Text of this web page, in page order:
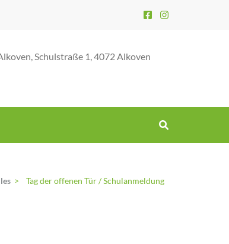
Schulstraße 1, 4072 Alkoven
> Tag der offenen Tür / Schulanmeldung